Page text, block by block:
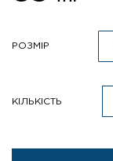
РОЗМІР
КІЛЬКІСТЬ